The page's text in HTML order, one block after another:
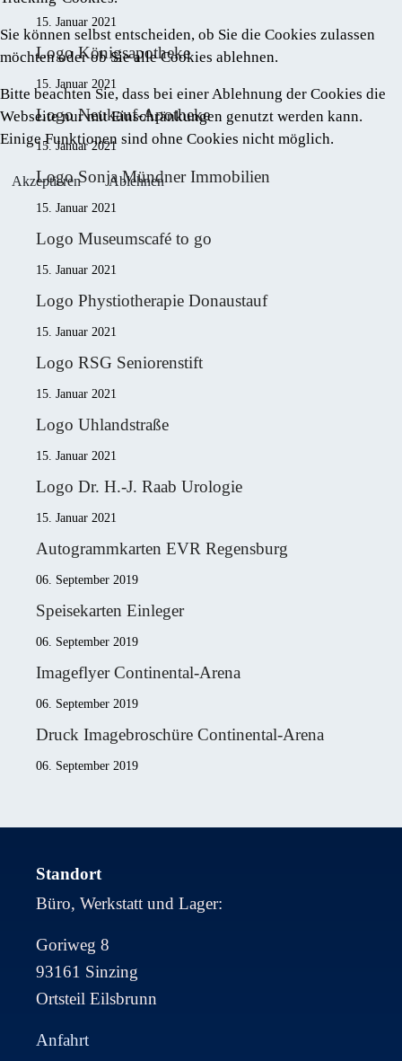
15. Januar 2021
Logo Königsapotheke
15. Januar 2021
Logo Neukauf-Apotheke
15. Januar 2021
Logo Sonja Mündner Immobilien
15. Januar 2021
Logo Museumscafé to go
15. Januar 2021
Logo Phystiotherapie Donaustauf
15. Januar 2021
Logo RSG Seniorenstift
15. Januar 2021
Logo Uhlandstraße
15. Januar 2021
Logo Dr. H.-J. Raab Urologie
15. Januar 2021
Autogrammkarten EVR Regensburg
06. September 2019
Speisekarten Einleger
06. September 2019
Imageflyer Continental-Arena
06. September 2019
Druck Imagebroschüre Continental-Arena
06. September 2019
Standort
Büro, Werkstatt und Lager:
Goriweg 8
93161 Sinzing
Ortsteil Eilsbrunn
Anfahrt
Sie können selbst entscheiden, ob Sie die Cookies zulassen
möchten oder ob Sie alle Cookies ablehnen.
Bitte beachten Sie, dass bei einer Ablehnung der Cookies die
Webseite nur mit Einschränkungen genutzt werden kann.
Einige Funktionen sind ohne Cookies nicht möglich.
Akzeptieren Ablehnen